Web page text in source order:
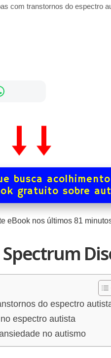
com transtornos do espectro
busca
gratuito sobre
eBook nos últimos 81
do espectro
espectro autista
no autismo